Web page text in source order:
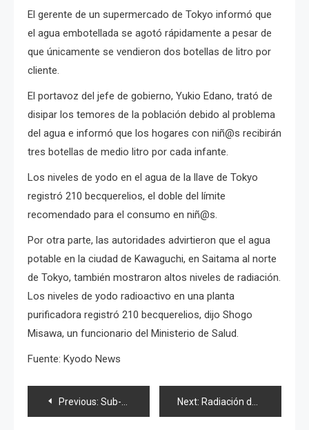
El gerente de un supermercado de Tokyo informó que
el agua embotellada se agotó rápidamente a pesar de
que únicamente se vendieron dos botellas de litro por
cliente.
El portavoz del jefe de gobierno, Yukio Edano, trató de
disipar los temores de la población debido al problema
del agua e informó que los hogares con niñ@s recibirán
tres botellas de medio litro por cada infante.
Los niveles de yodo en el agua de la llave de Tokyo
registró 210 becquerelios, el doble del límite
recomendado para el consumo en niñ@s.
Por otra parte, las autoridades advirtieron que el agua
potable en la ciudad de Kawaguchi, en Saitama al norte
de Tokyo, también mostraron altos niveles de radiación.
Los niveles de yodo radioactivo en una planta
purificadora registró 210 becquerelios, dijo Shogo
Misawa, un funcionario del Ministerio de Salud.
Fuente: Kyodo News
Navegación
Previous: Sub-unit «Not Yet» de AKB48, primer lugar en ventas Next: Radiación de Fukushima da la vuelta al mundo; No hay riesgos a la salud